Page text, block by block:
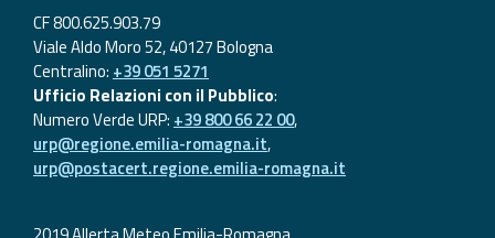
CF 800.625.903.79
Viale Aldo Moro 52, 40127 Bologna
Centralino: +39 051 5271
Ufficio Relazioni con il Pubblico:
Numero Verde URP: +39 800 66 22 00,
urp@regione.emilia-romagna.it,
urp@postacert.regione.emilia-romagna.it